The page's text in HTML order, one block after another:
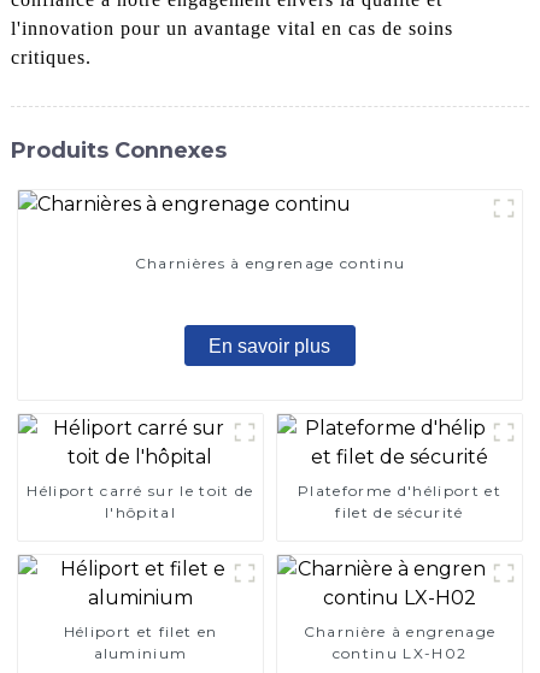
l'innovation pour un avantage vital en cas de soins
critiques.
Produits Connexes
Charnières à engrenage continu
En savoir plus
Héliport carré sur le toit de
l'hôpital
Plateforme d'héliport et
filet de sécurité
Héliport et filet en
aluminium
Charnière à engrenage
continu LX-H02